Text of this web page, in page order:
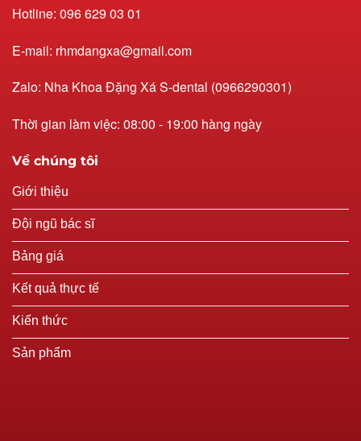
Hotline: 096 629 03 01
E-mail: rhmdangxa@gmail.com
Zalo: Nha Khoa Đặng Xá S-dental (0966290301)
Thời gian làm việc: 08:00 - 19:00 hàng ngày
Về chúng tôi
Giới thiệu
Đội ngũ bác sĩ
Bảng giá
Kết quả thực tế
Kiến thức
Sản phẩm